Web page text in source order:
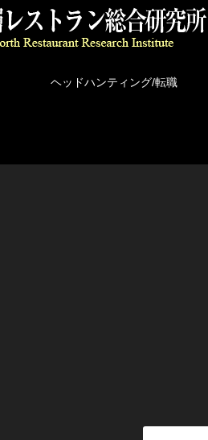
ヘッドハンティング/転職